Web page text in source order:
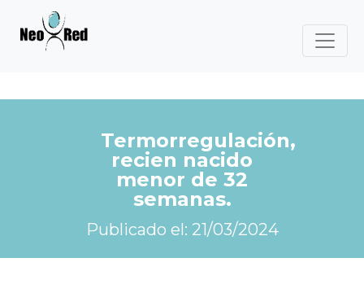
Termorregulación,
recien nacido
menor de 32
semanas.
Publicado el: 21/03/2024